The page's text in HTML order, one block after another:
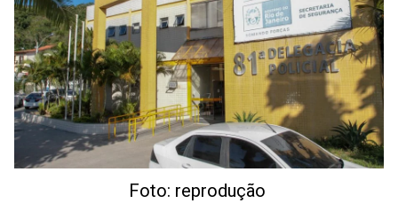
Foto: reprodução